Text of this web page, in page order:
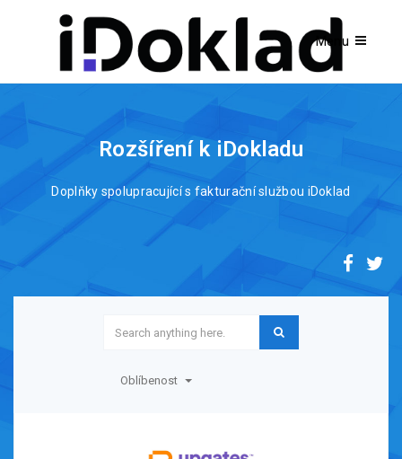
Rozšíření k iDokladu
Doplňky spolupracující s fakturační službou iDoklad
Oblíbenost